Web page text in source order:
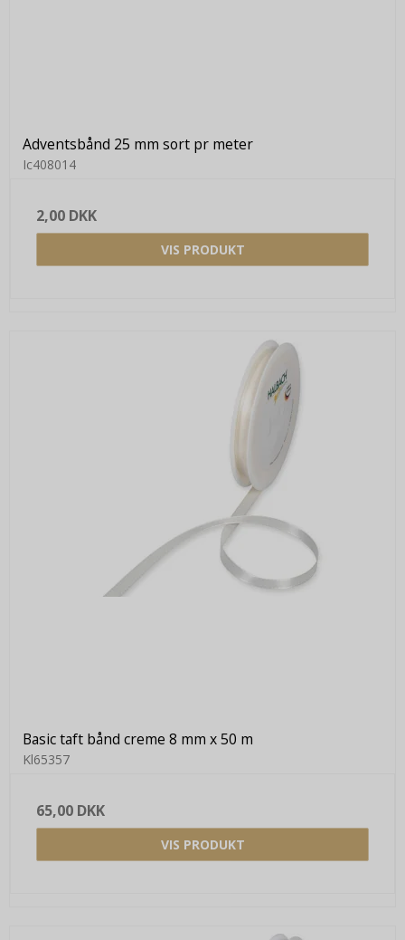
Adventsbånd 25 mm sort pr meter
Ic408014
2,00 DKK
VIS PRODUKT
Basic taft bånd creme 8 mm x 50 m
Kl65357
65,00 DKK
VIS PRODUKT